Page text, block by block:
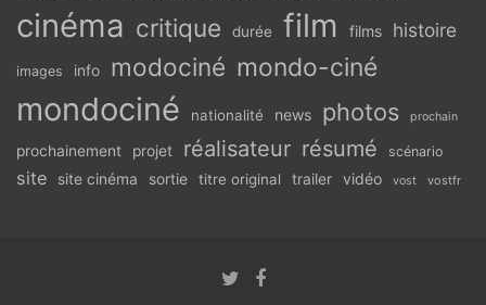
cinéma critique durée film films histoire
images info modociné mondo-ciné
mondociné nationalité news photos prochain
prochainement projet réalisateur résumé scénario
site site cinéma sortie titre original trailer vidéo vost vostfr